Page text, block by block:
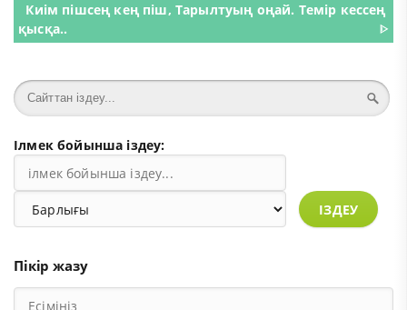
Киім пішсең кең піш, Тарылтуың оңай. Темір кессең
қысқа..
ᐈ
Ілмек бойынша іздеу:
ІЗДЕУ
Пікір жазу